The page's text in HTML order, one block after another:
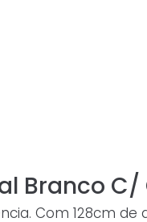
Branco
Com 128cm